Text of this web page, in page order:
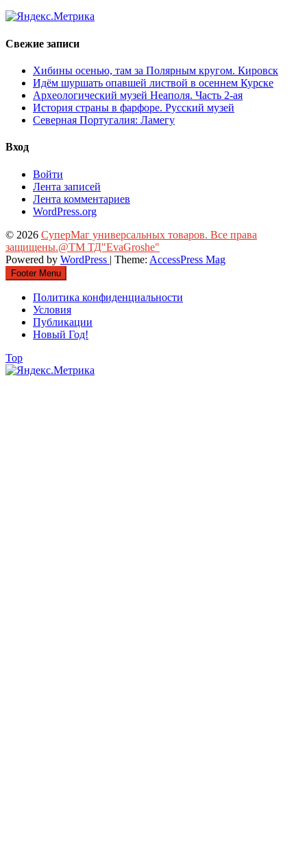
Свежие записи
Хибины осенью, там за Полярным кругом. Кировск
Идём шуршать опавшей листвой в осеннем Курске
Археологический музей Неаполя. Часть 2-ая
История страны в фарфоре. Русский музей
Северная Португалия: Ламегу
Вход
Войти
Лента записей
Лента комментариев
WordPress.org
© 2026 СуперМаг универсальных товаров. Все права
защищены.@ТМ ТД"EvaGroshe"
Powered by WordPress | Theme: AccessPress Mag
Footer Menu
Политика конфиденциальности
Условия
Публикации
Новый Год!
Top